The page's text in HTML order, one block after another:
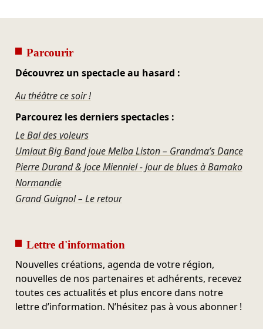
Parcourir
Découvrez un spectacle au hasard :
Au théâtre ce soir !
Parcourez les derniers spectacles :
Le Bal des voleurs
Umlaut Big Band joue Melba Liston – Grandma’s Dance
Pierre Durand & Joce Mienniel - Jour de blues à Bamako
Normandie
Grand Guignol – Le retour
Lettre d'information
Nouvelles créations, agenda de votre région,
nouvelles de nos partenaires et adhérents, recevez
toutes ces actualités et plus encore dans notre
lettre d’information. N’hésitez pas à vous abonner !